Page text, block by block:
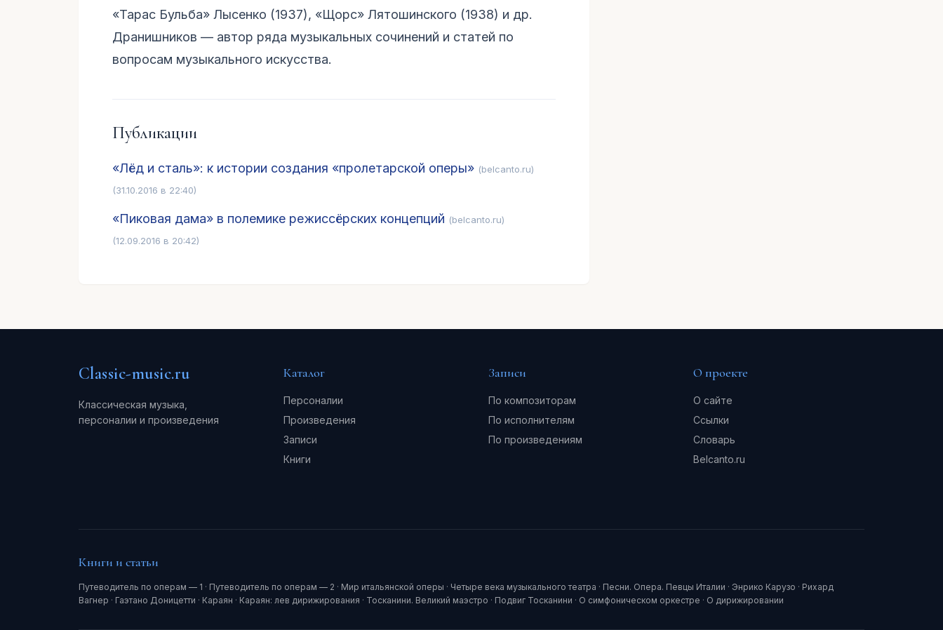
«Тарас Бульба» Лысенко (1937), «Щорс» Лятошинского (1938) и др.
Дранишников — автор ряда музыкальных сочинений и статей по
вопросам музыкального искусства.
Публикации
«Лёд и сталь»: к истории создания «пролетарской оперы» (belcanto.ru)
(31.10.2016 в 22:40)
«Пиковая дама» в полемике режиссёрских концепций (belcanto.ru)
(12.09.2016 в 20:42)
Classic-music.ru
Классическая музыка,
персоналии и произведения
Каталог
Персоналии
Произведения
Записи
Книги
Записи
По композиторам
По исполнителям
По произведениям
О проекте
О сайте
Ссылки
Словарь
Belcanto.ru
Книги и статьи
Путеводитель по операм — 1 · Путеводитель по операм — 2 · Мир итальянской оперы · Четыре века музыкального театра · Песни. Опера. Певцы Италии · Энрико Карузо · Рихард
Вагнер · Гаэтано Доницетти · Караян · Караян: лев дирижирования · Тосканини. Великий маэстро · Подвиг Тосканини · О симфоническом оркестре · О дирижировании